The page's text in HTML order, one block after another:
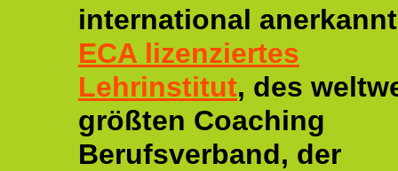
international
ECA lizenziertes
Lehrinstitut, des
größten Coaching
Berufsverband, der